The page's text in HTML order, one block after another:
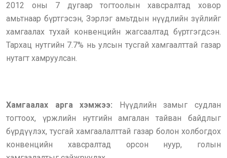
2012 оны 7 дугаар тогтоолын хавсралтад ховор
амьтнаар бүртгэсэн, Зэрлэг амьтдын нүүдлийн зүйлийг
хамгаалах тухай конвенцийн жагсаалтад бүртгэгдсэн.
Тархац нутгийн 7.7% нь улсын тусгай хамгаалттай газар
нутагт хамруулсан.
Хамгаалах арга хэмжээ: Нүүдлийн замыг судлан
тогтоох, үржлийн нутгийн амгалан тайван байдлыг
бүрдүүлэх, тусгай хамгаалалттай газар болон холбогдох
конвенцийн хавсралтад орсон нуур, голын